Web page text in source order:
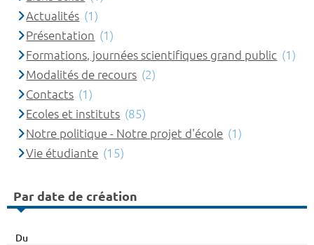
Actualités (1)
Présentation (1)
Formations, journées scientifiques grand public (1)
Modalités de recours (2)
Contacts (1)
Ecoles et instituts (85)
Notre politique - Notre projet d'école (1)
Vie étudiante (15)
Par date de création
Du